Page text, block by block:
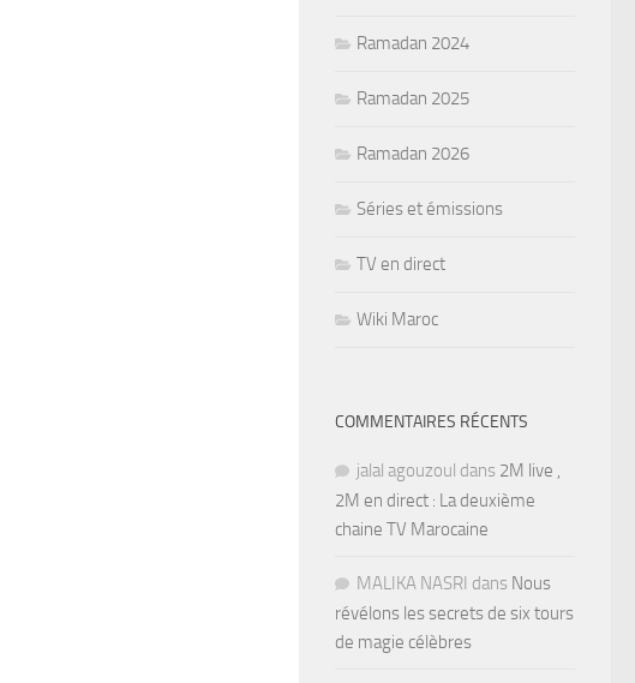
Ramadan 2024
Ramadan 2025
Ramadan 2026
Séries et émissions
TV en direct
Wiki Maroc
COMMENTAIRES RÉCENTS
jalal agouzoul dans 2M live ,
2M en direct : La deuxième
chaine TV Marocaine
MALIKA NASRI dans Nous
révélons les secrets de six tours
de magie célèbres